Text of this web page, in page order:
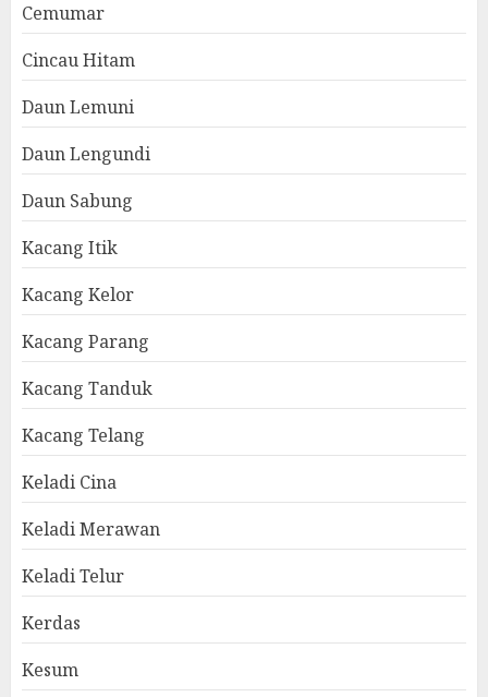
Cemumar
Cincau Hitam
Daun Lemuni
Daun Lengundi
Daun Sabung
Kacang Itik
Kacang Kelor
Kacang Parang
Kacang Tanduk
Kacang Telang
Keladi Cina
Keladi Merawan
Keladi Telur
Kerdas
Kesum